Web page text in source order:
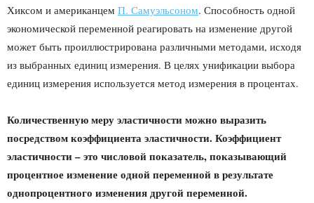
Хиксом и американцем П. Самуэльсоном. Способность одной
экономической переменной реагировать на изменение другой
может быть проиллюстрирована различными методами, исходя
из выбранных единиц измерения. В целях унификации выбора
единиц измерения используется метод измерения в процентах.
Количественную меру эластичности можно выразить
посредством коэффициента эластичности. Коэффициент
эластичности – это числовой показатель, показывающий
процентное изменение одной переменной в результате
однопроцентного изменения другой переменной.